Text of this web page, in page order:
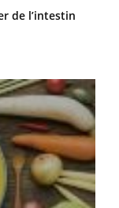
de l’intestin